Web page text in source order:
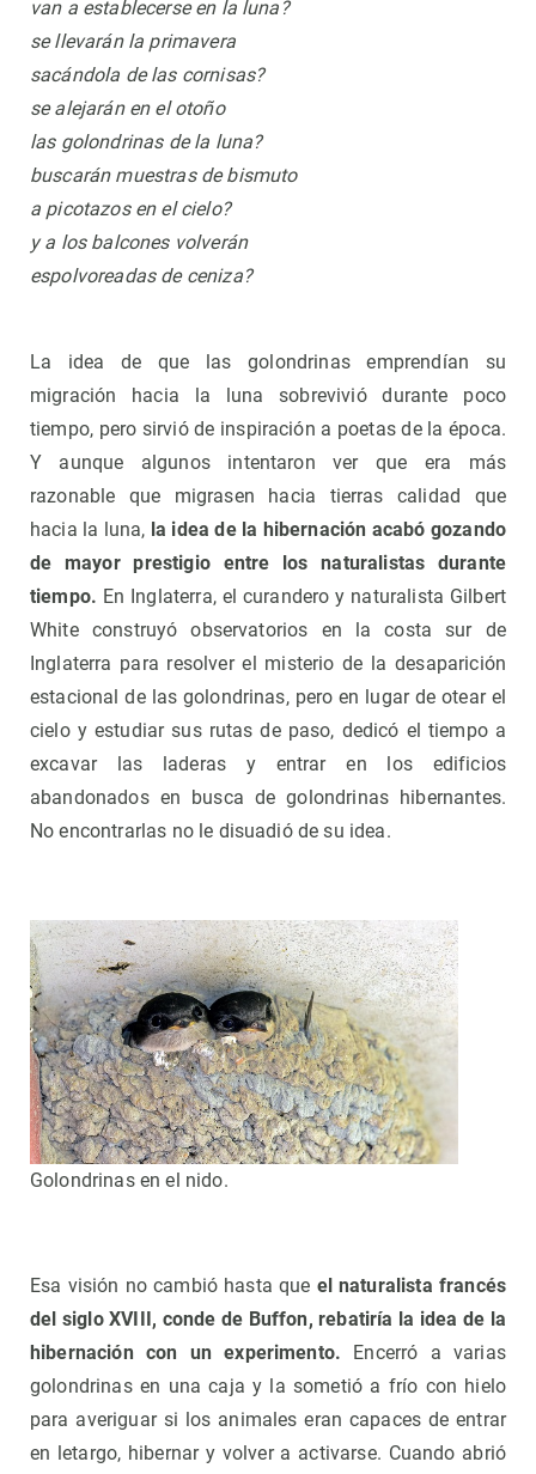
van a establecerse en la luna?
se llevarán la primavera
sacándola de las cornisas?
se alejarán en el otoño
las golondrinas de la luna?
buscarán muestras de bismuto
a picotazos en el cielo?
y a los balcones volverán
espolvoreadas de ceniza?
La idea de que las golondrinas emprendían su
migración hacia la luna sobrevivió durante poco
tiempo, pero sirvió de inspiración a poetas de la época.
Y aunque algunos intentaron ver que era más
razonable que migrasen hacia tierras calidad que
hacia la luna, la idea de la hibernación acabó gozando
de mayor prestigio entre los naturalistas durante
tiempo. En Inglaterra, el curandero y naturalista Gilbert
White construyó observatorios en la costa sur de
Inglaterra para resolver el misterio de la desaparición
estacional de las golondrinas, pero en lugar de otear el
cielo y estudiar sus rutas de paso, dedicó el tiempo a
excavar las laderas y entrar en los edificios
abandonados en busca de golondrinas hibernantes.
No encontrarlas no le disuadió de su idea.
Golondrinas en el nido.
Esa visión no cambió hasta que el naturalista francés
del siglo XVIII, conde de Buffon, rebatiría la idea de la
hibernación con un experimento. Encerró a varias
golondrinas en una caja y la sometió a frío con hielo
para averiguar si los animales eran capaces de entrar
en letargo, hibernar y volver a activarse. Cuando abrió